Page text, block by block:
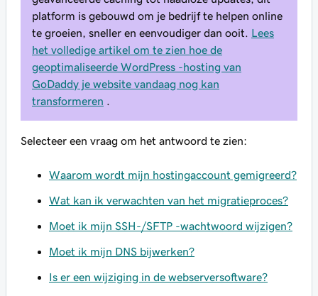
platform is gebouwd om je bedrijf te helpen online
te groeien, sneller en eenvoudiger dan ooit. Lees
het volledige artikel om te zien hoe de
geoptimaliseerde WordPress -hosting van
GoDaddy je website vandaag nog kan
transformeren
Selecteer een vraag om het antwoord te zien:
Waarom wordt mijn hostingaccount gemigreerd?
Wat kan ik verwachten van het migratieproces?
Moet ik mijn SSH-/SFTP -wachtwoord wijzigen?
Moet ik mijn DNS bijwerken?
Is er een wijziging in de webserversoftware?